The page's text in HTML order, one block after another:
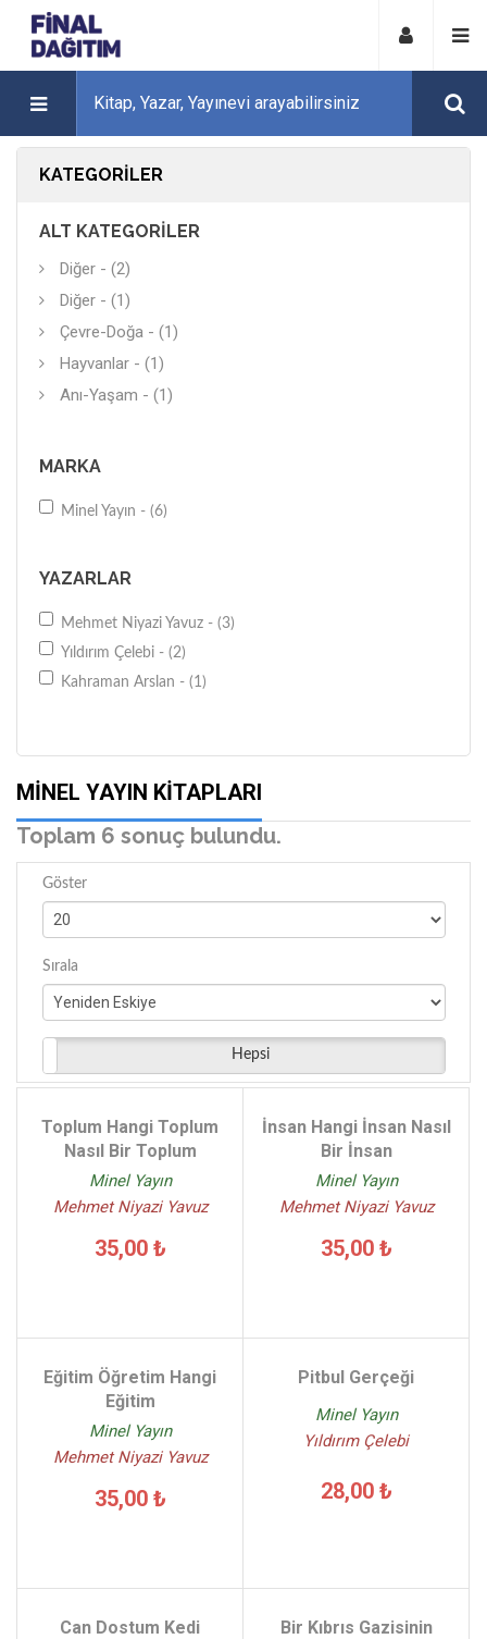
KATEGORILER
ALT KATEGORILER
Diğer - (2)
Diğer - (1)
Çevre-Doğa - (1)
Hayvanlar - (1)
Anı-Yaşam - (1)
MARKA
Minel Yayın - (6)
YAZARLAR
Mehmet Niyazi Yavuz - (3)
Yıldırım Çelebi - (2)
Kahraman Arslan - (1)
MINEL YAYIN KITAPLARI
Toplam 6 sonuç bulundu.
Göster
Sırala
Hepsi
Toplum Hangi Toplum
Nasıl Bir Toplum
Minel Yayın
Mehmet Niyazi Yavuz
35,00 ₺
İnsan Hangi İnsan Nasıl
Bir İnsan
Minel Yayın
Mehmet Niyazi Yavuz
35,00 ₺
Eğitim Öğretim Hangi
Eğitim
Minel Yayın
Mehmet Niyazi Yavuz
35,00 ₺
Pitbul Gerçeği
Minel Yayın
Yıldırım Çelebi
28,00 ₺
Can Dostum Kedi
Bir Kıbrıs Gazisinin